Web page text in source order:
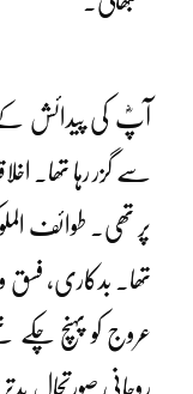
آپؓ کی پیدائش
سے گزر رہا تھا۔
پر تھی۔ طوائف
تھا۔ بدکاری، فسق و
عروج کو پہنچ چکے
روحانی صورتحال